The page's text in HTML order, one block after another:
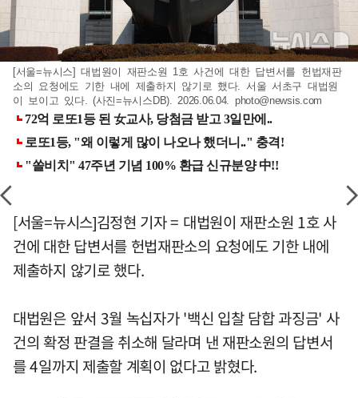
[서울=뉴시스] 대법원이 재판소원 1호 사건에 대한 답변서를 헌법재판
소의 요청에도 기한 내에 제출하지 않기로 했다. 서울 서초구 대법원
이 보이고 있다. (사진=뉴시스DB). 2026.06.04. photo@newsis.com
[서울=뉴시스]김정현 기자 = 대법원이 재판소원 1호 사
건에 대한 답변서를 헌법재판소의 요청에도 기한 내에
제출하지 않기로 했다.
대법원은 앞서 3월 녹십자가 '백신 입찰 담합 과징금' 사
건의 확정 판결을 취소해 달라며 낸 재판소원의 답변서
를 4일까지 제출할 계획이 없다고 밝혔다.